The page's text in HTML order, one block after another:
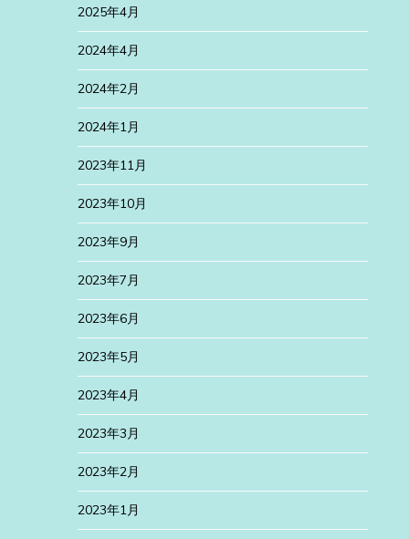
2025年4月
2024年4月
2024年2月
2024年1月
2023年11月
2023年10月
2023年9月
2023年7月
2023年6月
2023年5月
2023年4月
2023年3月
2023年2月
2023年1月